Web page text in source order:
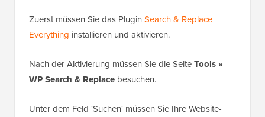
Zuerst müssen Sie das Plugin Search & Replace
Everything installieren und aktivieren.
Nach der Aktivierung müssen Sie die SeiteTools »
WP Search & Replace besuchen.
Unter dem Feld 'Suchen' müssen Sie Ihre Website-